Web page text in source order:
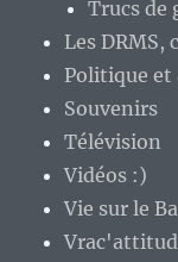
Trucs de
Les
Politique et
Souvenirs
Télévision
Vidéos :)
Vie sur le